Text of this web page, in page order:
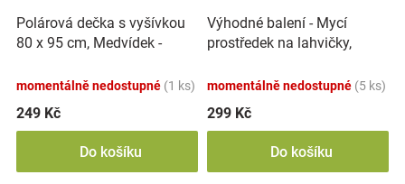
Polárová dečka s vyšívkou
80 x 95 cm, Medvídek -
momentálně nedostupné (1 ks)
249 Kč
Do košíku
Výhodné balení - Mycí
prostředek na lahvičky,
momentálně nedostupné (5 ks)
299 Kč
Do košíku